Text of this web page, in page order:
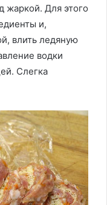
жаркой. Для этого
и,
влить ледяную
водки
Слегка